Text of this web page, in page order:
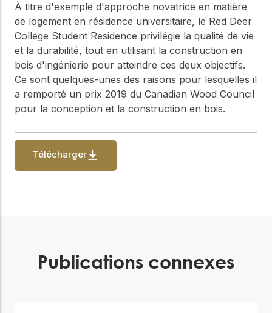
À titre d'exemple d'approche novatrice en matière
de logement en résidence universitaire, le Red Deer
College Student Residence privilégie la qualité de vie
et la durabilité, tout en utilisant la construction en
bois d'ingénierie pour atteindre ces deux objectifs.
Ce sont quelques-unes des raisons pour lesquelles il
a remporté un prix 2019 du Canadian Wood Council
pour la conception et la construction en bois.
Télécharger
Publications connexes